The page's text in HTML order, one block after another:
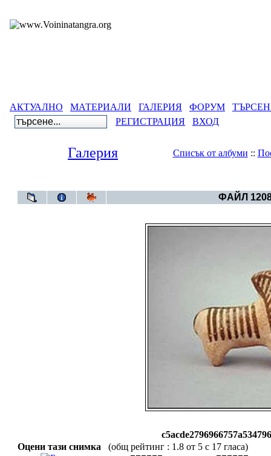
АКТУАЛНО МАТЕРИАЛИ ГАЛЕРИЯ ФОРУМ
РЕГИСТРАЦИЯ
ВХОД
Галерия Списък от албуми ::
ФАЙЛ
Оцени тази снимка
(общ рейтинг : 1.8 от 5 с 17 гласа)